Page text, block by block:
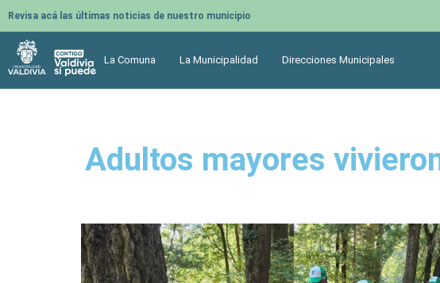
Revisa acá las últimas noticias de nuestro municipio
La Comuna La Municipalidad Direcciones Municipales
Adultos mayores